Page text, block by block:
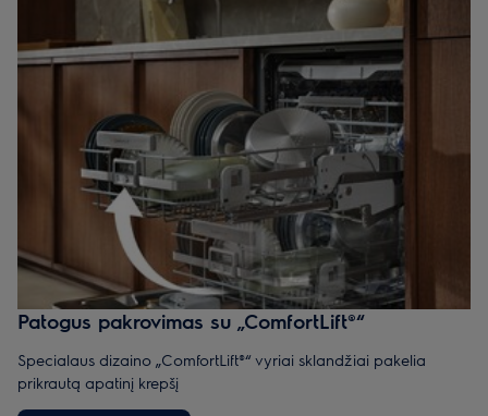
Patogus pakrovimas su „ComfortLift®“
Specialaus dizaino „ComfortLift®“ vyriai sklandžiai pakelia
prikrautą apatinį krepšį